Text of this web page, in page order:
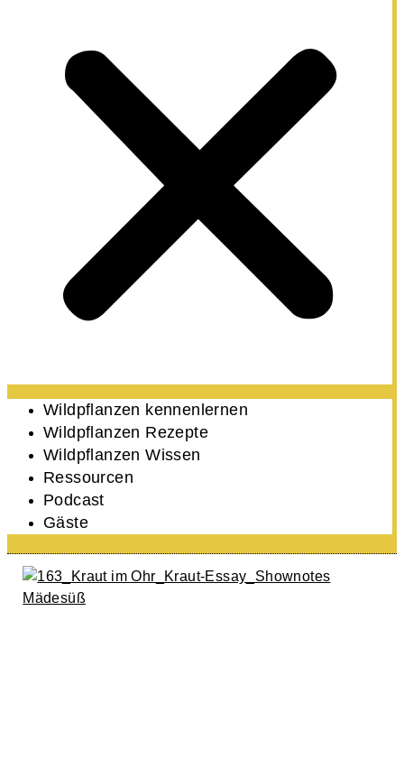
Wildpflanzen kennenlernen
Wildpflanzen Rezepte
Wildpflanzen Wissen ​
Ressourcen
Podcast
Gäste